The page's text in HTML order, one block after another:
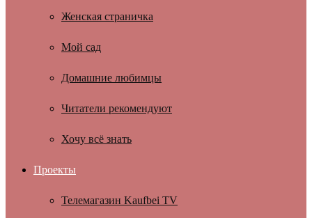
Женская страничка
Мой сад
Домашние любимцы
Читатели рекомендуют
Хочу всё знать
Проекты
Телемагазин Kaufbei TV